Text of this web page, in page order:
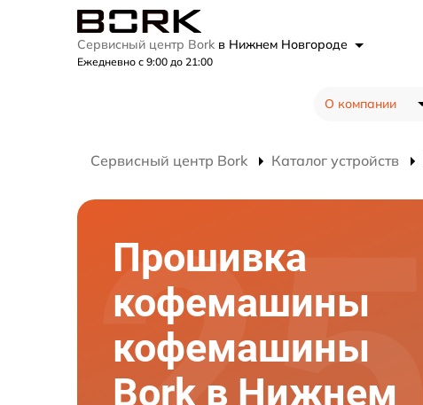
Сервисный центр Bork в Нижнем Новгороде
Ежедневно с 9:00 до 21:00
О компании
Сервисный центр Bork Каталог устройств
Прошивка
кофемашины
кофемашины
Bork в Нижнем